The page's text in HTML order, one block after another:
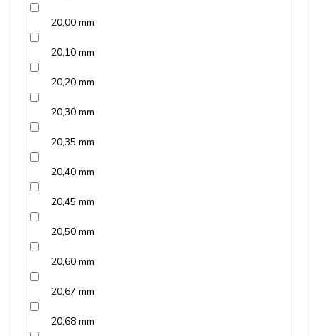
20,00 mm
20,10 mm
20,20 mm
20,30 mm
20,35 mm
20,40 mm
20,45 mm
20,50 mm
20,60 mm
20,67 mm
20,68 mm